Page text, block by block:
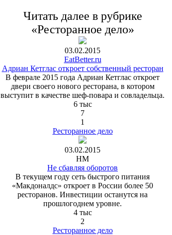
Читать далее в рубрике
«Ресторанное дело»
03.02.2015
EatBetter.ru
Адриан Кетглас откроет собственный ресторан
В феврале 2015 года Адриан Кетглас откроет
двери своего нового ресторана, в котором
выступит в качестве шеф-повара и совладельца.
6 тыс
7
1
Ресторанное дело
03.02.2015
HM
Не сбавляя оборотов
В текущем году сеть быстрого питания
«Макдоналдс» откроет в России более 50
ресторанов. Инвестиции останутся на
прошлогоднем уровне.
4 тыс
2
Ресторанное дело